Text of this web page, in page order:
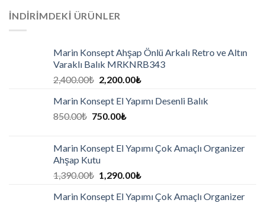
İNDIRIMDEKI ÜRÜNLER
Marin Konsept Ahşap Önlü Arkalı Retro ve Altın
Varaklı Balık MRKNRB343
2,400.00₺ 2,200.00₺
Marin Konsept El Yapımı Desenli Balık
850.00₺ 750.00₺
Marin Konsept El Yapımı Çok Amaçlı Organizer
Ahşap Kutu
1,390.00₺ 1,290.00₺
Marin Konsept El Yapımı Çok Amaçlı Organizer